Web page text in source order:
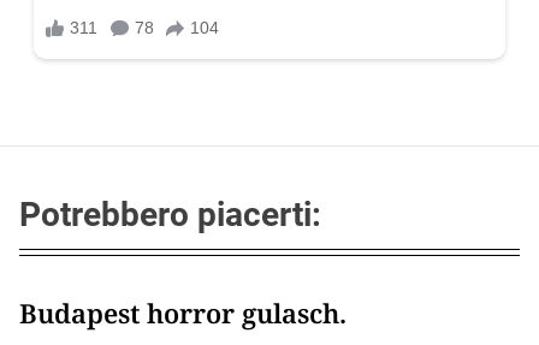
Potrebbero piacerti:
Budapest horror gulasch.